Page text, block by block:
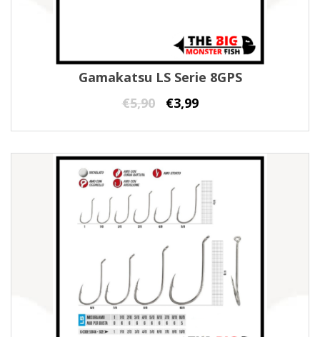
Gamakatsu LS Serie 8GPS
€5,90 €3,99